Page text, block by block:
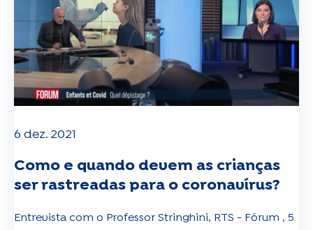
6 dez. 2021
Como e quando devem as crianças
ser rastreadas para o coronavírus?
Entrevista com o Professor Stringhini, RTS - Fórum , 5